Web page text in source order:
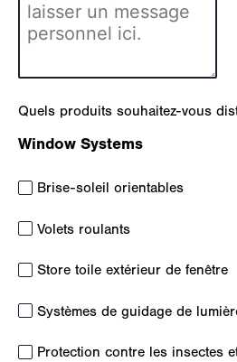
Quels produits souhaitez-vous
Window Systems
Brise-soleil orientables
Volets roulants
Store toile extérieur de fenêtre
Systèmes de guidage de
Protection contre les insectes